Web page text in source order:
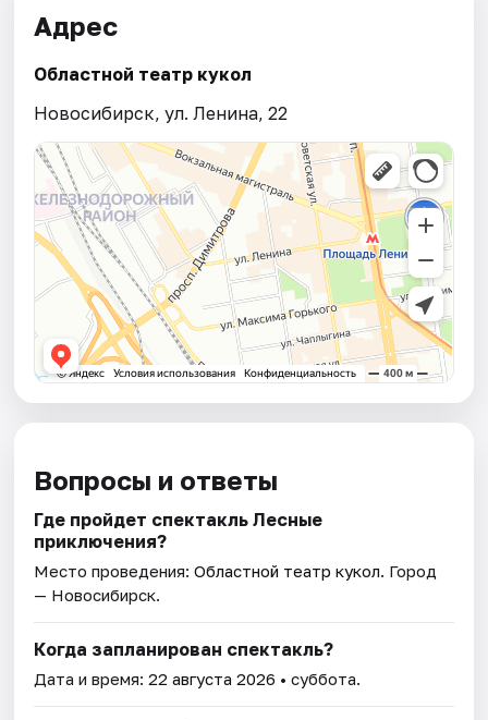
Адрес
Областной театр кукол
Новосибирск, ул. Ленина, 22
Вопросы и ответы
Где пройдет спектакль Лесные
приключения?
Место проведения:Областной театр кукол. Город
— Новосибирск.
Когда запланирован спектакль?
Дата и время:22 августа 2026 • суббота.